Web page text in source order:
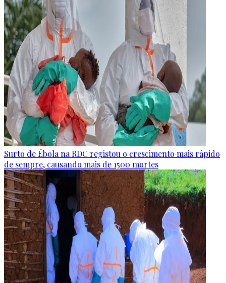
Surto de Ébola na RDC registou o crescimento mais rápido
de sempre, causando mais de 1500 mortes